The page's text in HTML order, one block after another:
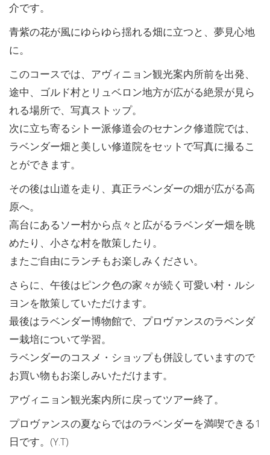
介です。
青紫の花が風にゆらゆら揺れる畑に立つと、夢見心地
に。
このコースでは、アヴィニョン観光案内所前を出発、
途中、ゴルド村とリュベロン地方が広がる絶景が見ら
れる場所で、写真ストップ。
次に立ち寄るシトー派修道会のセナンク修道院では、
ラベンダー畑と美しい修道院をセットで写真に撮るこ
とができます。
その後は山道を走り、真正ラベンダーの畑が広がる高
原へ。
高台にあるソー村から点々と広がるラベンダー畑を眺
めたり、小さな村を散策したり。
またご自由にランチもお楽しみください。
さらに、午後はピンク色の家々が続く可愛い村・ルシ
ヨンを散策していただけます。
最後はラベンダー博物館で、プロヴァンスのラベンダ
ー栽培について学習。
ラベンダーのコスメ・ショップも併設していますので
お買い物もお楽しみいただけます。
アヴィニョン観光案内所に戻ってツアー終了。
プロヴァンスの夏ならではのラベンダーを満喫できる1
日です。(Y.T)